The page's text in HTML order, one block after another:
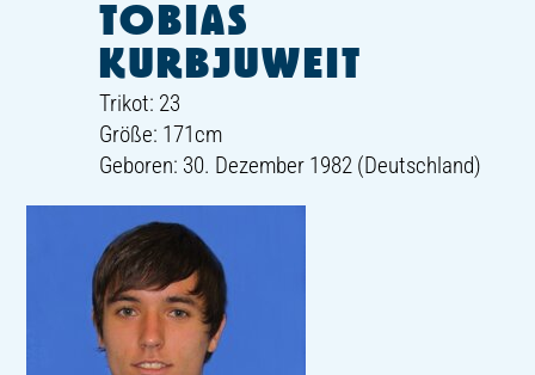
TOBIAS
KURBJUWEIT
Trikot: 23
Größe: 171cm
Geboren: 30. Dezember 1982 (Deutschland)